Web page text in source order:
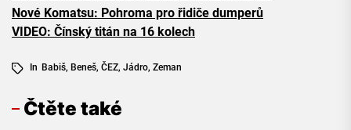
Nové Komatsu: Pohroma pro řidiče dumperů
VIDEO: Čínský titán na 16 kolech
In Babiš, Beneš, ČEZ, Jádro, Zeman
Čtěte také